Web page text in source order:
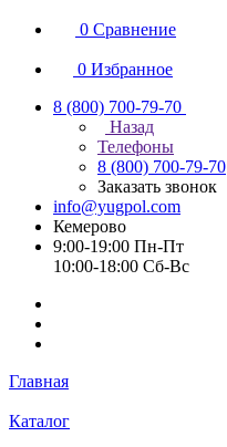
0 Сравнение
0 Избранное
8 (800) 700-79-70
Назад
Телефоны
8 (800) 700-79-70
Заказать звонок
info@yugpol.com
Кемерово
9:00-19:00 Пн-Пт
10:00-18:00 Cб-Вс
Главная
Каталог